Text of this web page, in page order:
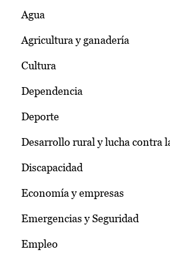
Agua
Agricultura y ganadería
Cultura
Dependencia
Deporte
Desarrollo rural y lucha contra
Discapacidad
Economía y empresas
Emergencias y Seguridad
Empleo